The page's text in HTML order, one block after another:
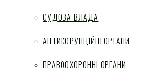
СУДОВА ВЛАДА
АНТИКОРУПЦІЙНІ ОРГАНИ
ПРАВООХОРОННІ ОРГАНИ